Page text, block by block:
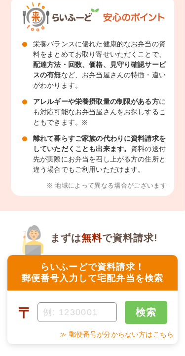
栄養バランスに優れた健康的なお弁当の資
料をまとめてお取り寄せいただくことで、
配達方法・回数、価格、見守り確認サービ
スの有無など、お弁当屋さんの特徴・違い
がわかります。
アレルギーや栄養摂取量の制限がある方に
も対応可能なお弁当屋さんをお探しするこ
ともできます。※
離れて暮らすご家族の代わりに資料請求を
していただくことも出来ます。 資料の送付
先が実際にお弁当を召し上がる方の住所と
違う場合でもご利用いただけます。
※ 地域によって異なる場合がございます
らいふーどで資料請求！
郵便番号入力して宅配弁当を検索
まずは無料で資料請求!
〒 検索
≫ 郵便番号が分からない方はこちら